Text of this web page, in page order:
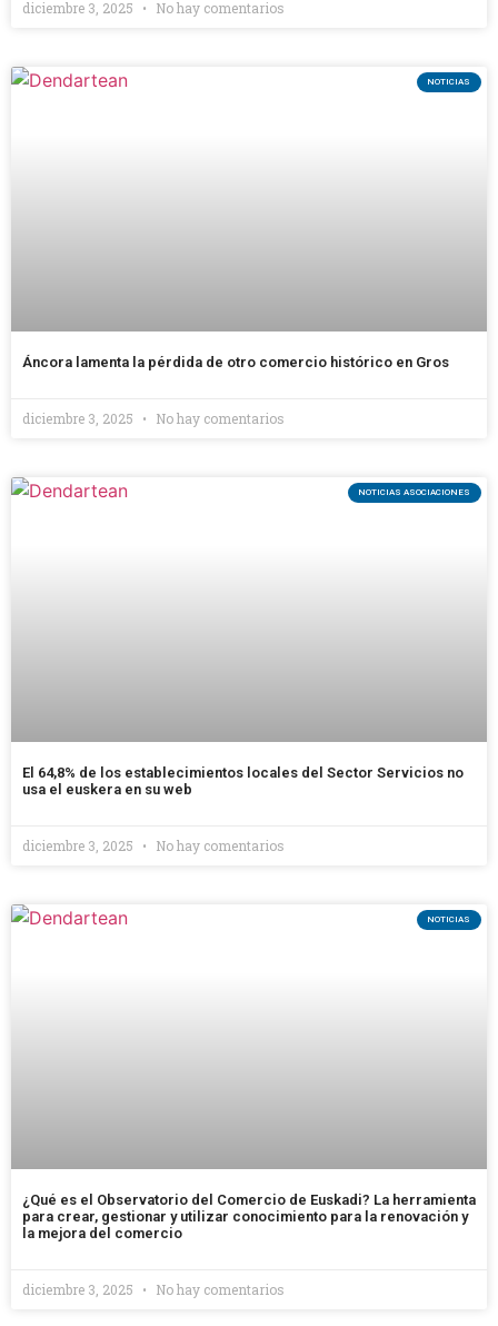
diciembre 3, 2025 No hay comentarios
NOTICIAS
Áncora lamenta la pérdida de otro comercio histórico en Gros
diciembre 3, 2025 No hay comentarios
NOTICIAS ASOCIACIONES
El 64,8% de los establecimientos locales del Sector Servicios no
usa el euskera en su web
diciembre 3, 2025 No hay comentarios
NOTICIAS
¿Qué es el Observatorio del Comercio de Euskadi? La herramienta
para crear, gestionar y utilizar conocimiento para la renovación y
la mejora del comercio
diciembre 3, 2025 No hay comentarios